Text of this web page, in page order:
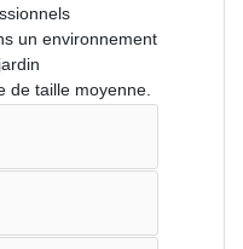
un environnement
de taille moyenne.